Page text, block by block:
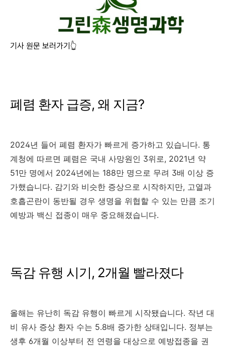
기사 원문 보러가기👆
폐렴 환자 급증, 왜 지금?
2024년 들어 폐렴 환자가 빠르게 증가하고 있습니다. 통
계청에 따르면 폐렴은 국내 사망원인 3위로, 2021년 약
51만 명에서 2024년에는 188만 명으로 무려 3배 이상 증
가했습니다. 감기와 비슷한 증상으로 시작하지만, 고열과
호흡곤란이 동반될 경우 생명을 위협할 수 있는 만큼 조기
예방과 백신 접종이 매우 중요해졌습니다.
독감 유행 시기, 2개월 빨라졌다
올해는 유난히 독감 유행이 빠르게 시작됐습니다. 작년 대
비 유사 증상 환자 수는 5.8배 증가한 상태입니다. 정부는
생후 6개월 이상부터 전 연령을 대상으로 예방접종을 권